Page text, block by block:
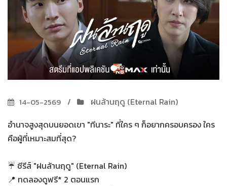
14-05-2569
ฝนล้านฤดู (Eternal Rain)
อำนาจสูงสุดบนยอดเขา "ทีนาระ" ที่ใคร ๆ ก็อยากครอบครอง ใคร
คือผู้ที่เหมาะสมที่สุด?
☔ ซีรีส์ "ฝนล้านฤดู" (Eternal Rain)
📍 ทดลองดูฟรี* 2 ตอนแรก